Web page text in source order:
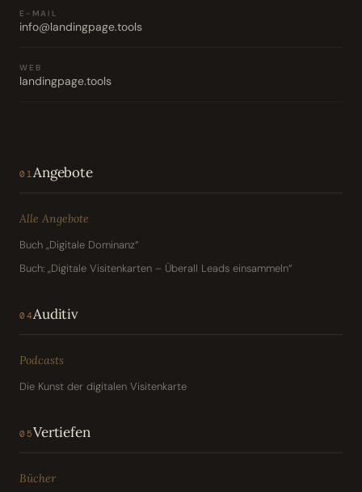
E-MAIL
info@landingpage.tools
WEB
landingpage.tools
01Angebote
Alle Angebote
Buch „Digitale Dominanz“
Buch: „Digitale Visitenkarten – Überall Leads einsammeln“
04Auditiv
Podcasts
Die Kunst der digitalen Visitenkarte
05Vertiefen
Bücher